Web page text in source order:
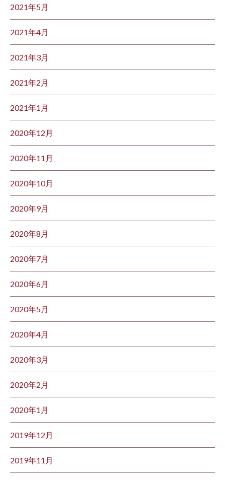
2021年5月
2021年4月
2021年3月
2021年2月
2021年1月
2020年12月
2020年11月
2020年10月
2020年9月
2020年8月
2020年7月
2020年6月
2020年5月
2020年4月
2020年3月
2020年2月
2020年1月
2019年12月
2019年11月